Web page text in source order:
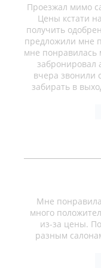
Проезжал мимо
Цены кстати
получить
предложили мне
мне понравилась
забронировал
вчера звонили
забирать в
Мне
много
из-за цены.
разным